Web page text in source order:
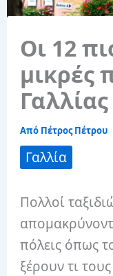
Οι 12
μικρές
Γαλλίας
Από Πέτρος Πέτρου
Γαλλία
Πολλοί
πόλεις όπως
ξέρουν τι